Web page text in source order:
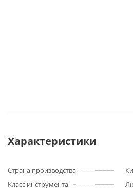
Характеристики
Страна производства
Класс инструмента